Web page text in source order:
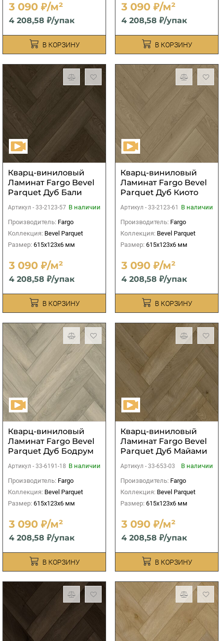
3 090 ₽/м²
4 208,58 ₽/упак
В КОРЗИНУ
3 090 ₽/м²
4 208,58 ₽/упак
В КОРЗИНУ
Кварц-виниловый
Ламинат Fargo Bevel
Parquet Дуб Бали
Артикул - 33-2123-57 В наличии
Производитель: Fargo
Коллекция: Bevel Parquet
Размер: 615x123x6 мм
3 090 ₽/м²
4 208,58 ₽/упак
В КОРЗИНУ
Кварц-виниловый
Ламинат Fargo Bevel
Parquet Дуб Киото
Артикул - 33-2123-61 В наличии
Производитель: Fargo
Коллекция: Bevel Parquet
Размер: 615x123x6 мм
3 090 ₽/м²
4 208,58 ₽/упак
В КОРЗИНУ
Кварц-виниловый
Ламинат Fargo Bevel
Parquet Дуб Бодрум
Артикул - 33-6191-18 В наличии
Производитель: Fargo
Коллекция: Bevel Parquet
Размер: 615x123x6 мм
3 090 ₽/м²
4 208,58 ₽/упак
В КОРЗИНУ
Кварц-виниловый
Ламинат Fargo Bevel
Parquet Дуб Майами
Артикул - 33-653-03
В наличии
Производитель: Fargo
Коллекция: Bevel Parquet
Размер: 615x123x6 мм
3 090 ₽/м²
4 208,58 ₽/упак
В КОРЗИНУ